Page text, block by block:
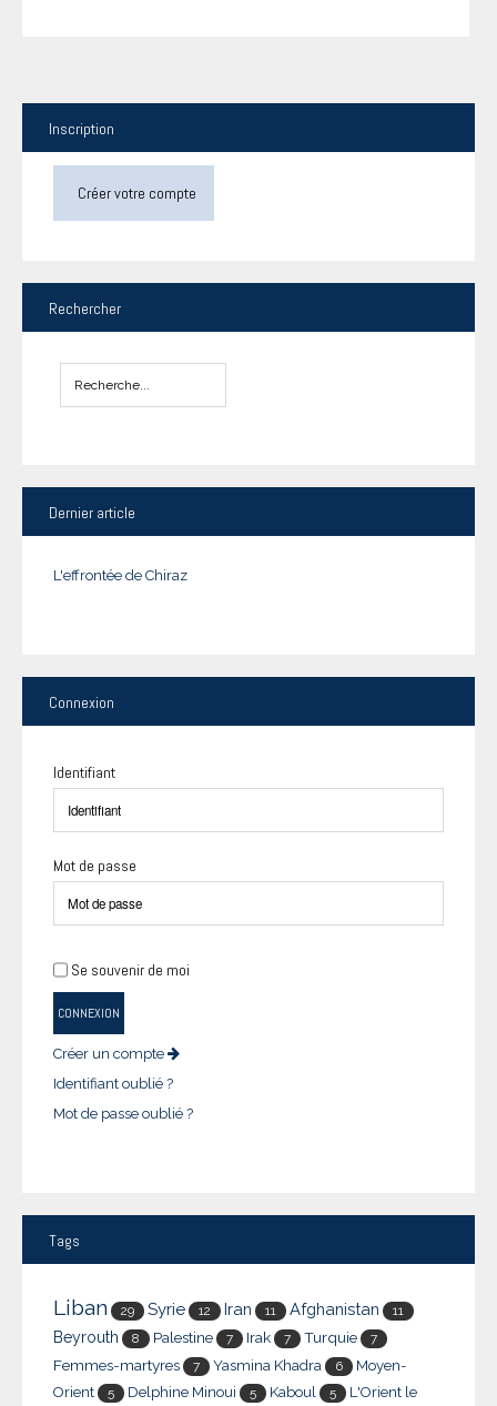
Inscription
Créer votre compte
Rechercher
Dernier article
L'effrontée de Chiraz
Connexion
Identifiant
Mot de passe
Se souvenir de moi
CONNEXION
Créer un compte
Identifiant oublié ?
Mot de passe oublié ?
Tags
Liban 29 Syrie 12 Iran 11 Afghanistan 11
Beyrouth 8 Palestine 7 Irak 7 Turquie 7
Femmes-martyres 7 Yasmina Khadra 6
Moyen-
Orient
5 Delphine Minoui 5 Kaboul 5
L'Orient le